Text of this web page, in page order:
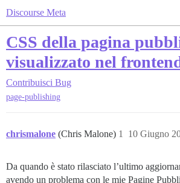
Discourse Meta
CSS della pagina
visualizzato nel
Contribuisci Bug
page-publishing
chrismalone (Chris Malone) 10 Giugno
1
Da quando è stato rilasciato l’ultimo
avendo un problema con le mie Pagine